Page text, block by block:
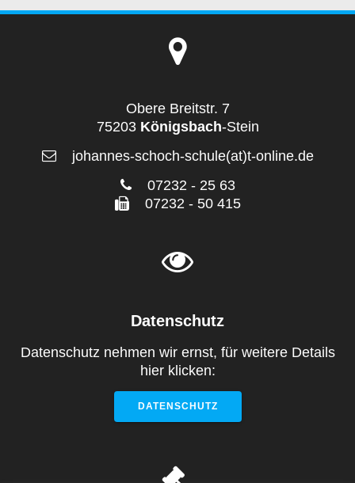
Obere Breitstr. 7
75203 Königsbach-Stein
johannes-schoch-schule(at)t-online.de
07232 - 25 63
07232 - 50 415
Datenschutz
Datenschutz nehmen wir ernst, für weitere Details
hier klicken:
DATENSCHUTZ